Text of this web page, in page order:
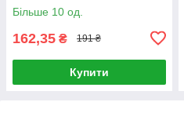
Більше 10 од.
162,35 ₴ 191 ₴
Купити